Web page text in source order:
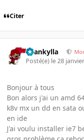
Citer
beankylla
Posté(e) le 28
Bonjour à tous
Bon alors j'ai un amd
k8v mx un dd en sata
en ide
J'ai voulu installer ie7